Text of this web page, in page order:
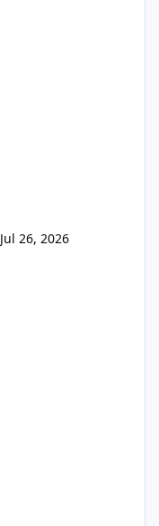
Jul 26, 2026